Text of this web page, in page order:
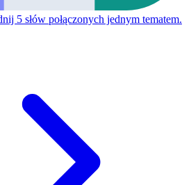
5 słów połączonych jednym tematem.